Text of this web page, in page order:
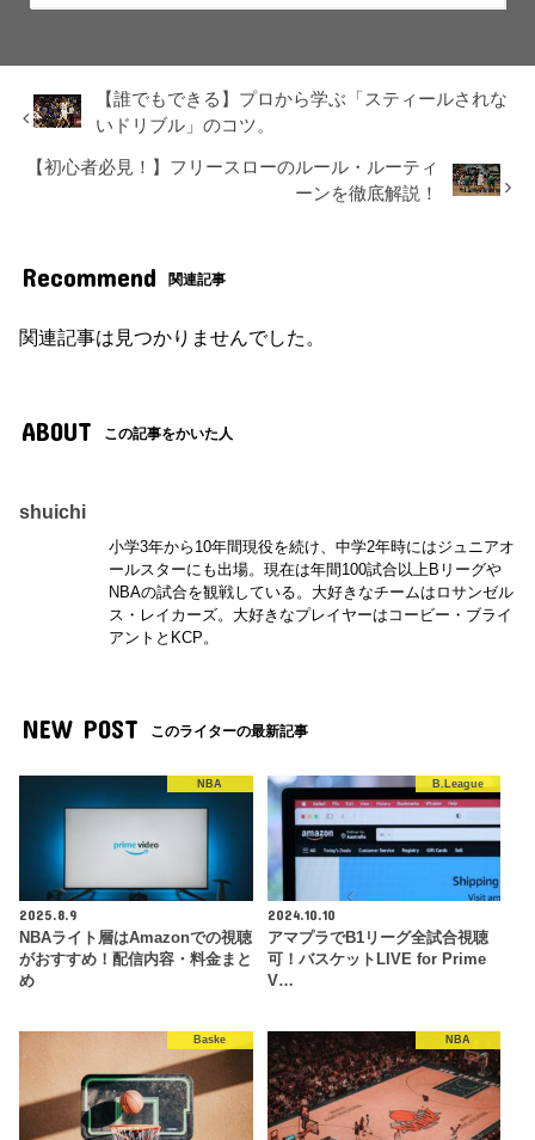
【誰でもできる】プロから学ぶ「スティールされな
いドリブル」のコツ。
【初心者必見！】フリースローのルール・ルーティ
ーンを徹底解説！
Recommend 関連記事
関連記事は見つかりませんでした。
ABOUT この記事をかいた人
shuichi
小学3年から10年間現役を続け、中学2年時にはジュニアオ
ールスターにも出場。現在は年間100試合以上Bリーグや
NBAの試合を観戦している。大好きなチームはロサンゼル
ス・レイカーズ。大好きなプレイヤーはコービー・ブライ
アントとKCP。
NEW POST このライターの最新記事
NBA
2025.8.9
NBAライト層はAmazonでの視聴
がおすすめ！配信内容・料金まと
め
B.League
2024.10.10
アマプラでB1リーグ全試合視聴
可！バスケットLIVE for Prime
V…
Baske NBA